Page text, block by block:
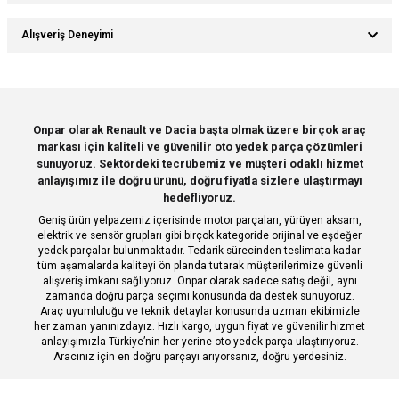
Bu ürünün fiyat bilgisi, resim, ürün açıklamalarında ve diğer konularda
yetersiz gördüğünüz noktaları öneri formunu kullanarak tarafımıza
Ürün resmi kalitesiz, bozuk veya görüntülenemiyor.
Ürün açıklamasında eksik bilgiler bulunuyor.
Ürün bilgilerinde hatalar bulunuyor.
Ürün fiyatı diğer sitelerden daha pahalı.
Bu ürüne benzer farklı alternatifler olmalı.
Gönder
Alışveriş Deneyimi
Deneyimini Paylaş
Onpar olarak Renault ve Dacia başta olmak üzere birçok araç
markası için kaliteli ve güvenilir oto yedek parça çözümleri
sunuyoruz. Sektördeki tecrübemiz ve müşteri odaklı hizmet
anlayışımız ile doğru ürünü, doğru fiyatla sizlere ulaştırmayı
hedefliyoruz.
Geniş ürün yelpazemiz içerisinde motor parçaları, yürüyen aksam,
elektrik ve sensör grupları gibi birçok kategoride orijinal ve eşdeğer
yedek parçalar bulunmaktadır. Tedarik sürecinden teslimata kadar
tüm aşamalarda kaliteyi ön planda tutarak müşterilerimize güvenli
alışveriş imkanı sağlıyoruz. Onpar olarak sadece satış değil, aynı
zamanda doğru parça seçimi konusunda da destek sunuyoruz.
Araç uyumluluğu ve teknik detaylar konusunda uzman ekibimizle
her zaman yanınızdayız. Hızlı kargo, uygun fiyat ve güvenilir hizmet
anlayışımızla Türkiye’nin her yerine oto yedek parça ulaştırıyoruz.
Aracınız için en doğru parçayı arıyorsanız, doğru yerdesiniz.